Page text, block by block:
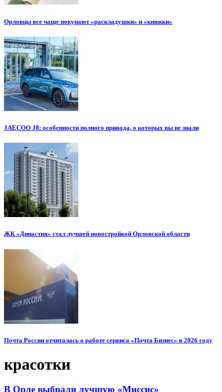
Орловцы все чаще покупают «раскладушки» и «книжки»
JAECOO J8: особенности полного привода, о которых вы не знали
ЖК «Династия» стал лучшей новостройкой Орловской области
Почта России отчиталась о работе сервиса «Почта Бизнес» в 2026 году
красотки
В Орле выбрали лучшую «Миссис»